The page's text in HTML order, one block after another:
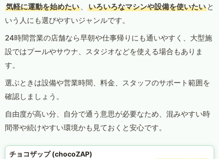
気軽に運動を始めたい 、 いろいろなマシンや設備を使いたい と
いう人にも選びやすいジャンルです。
24時間営業の店舗なら早朝や仕事帰りにも通いやすく、大型施
設ではプールやサウナ、スタジオなどを使える場合もありま
す。
選ぶときは設備や営業時間、料金、スタッフのサポート範囲を
確認しましょう。
自由度が高い分、自分で通う意思が必要なため、混みやすい時
間帯や続けやすい環境かも見ておくと安心です。
チョコザップ (chocoZAP)